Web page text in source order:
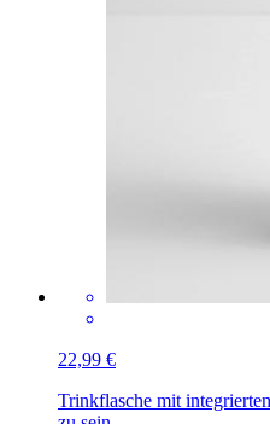
22,99 €
Trinkflasche mit